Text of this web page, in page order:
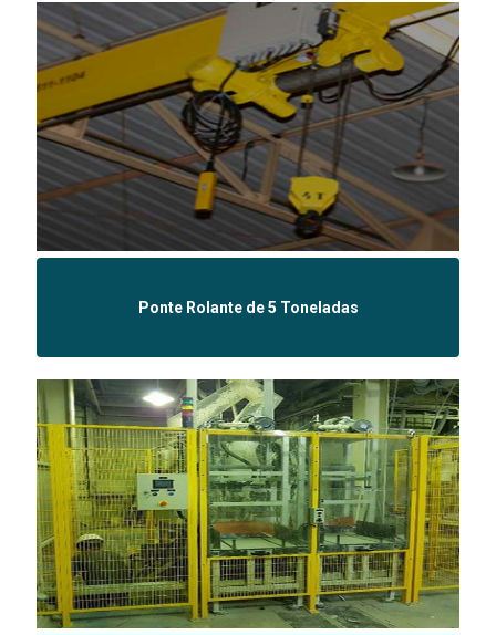
Ponte Rolante de 5 Toneladas